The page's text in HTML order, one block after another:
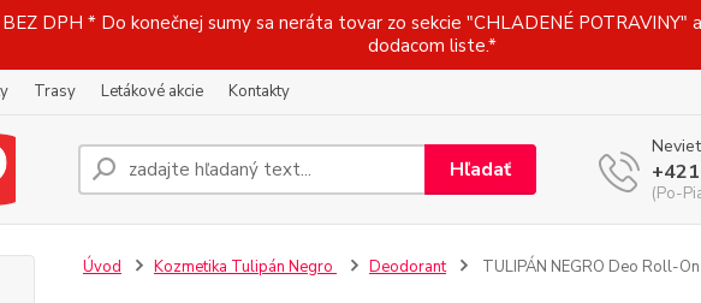
DPH * Do konečnej sumy sa neráta tovar zo sekcie "CHLADENÉ
dodacom liste.*
Trasy Letákové akcie Kontakty
Hľadať
(Po-
Úvod Kozmetika Tulipán Negro Deodorant TULIPÁN NEGRO Deo Roll-